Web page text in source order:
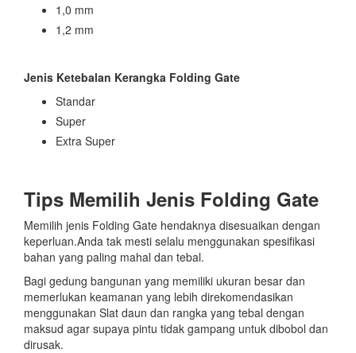
1,0 mm
1,2 mm
Jenis Ketebalan Kerangka Folding Gate
Standar
Super
Extra Super
Tips Memilih Jenis Folding Gate
Memilih jenis Folding Gate hendaknya disesuaikan dengan
keperluan.Anda tak mesti selalu menggunakan spesifikasi
bahan yang paling mahal dan tebal.
Bagi gedung bangunan yang memiliki ukuran besar dan
memerlukan keamanan yang lebih direkomendasikan
menggunakan Slat daun dan rangka yang tebal dengan
maksud agar supaya pintu tidak gampang untuk dibobol dan
dirusak.